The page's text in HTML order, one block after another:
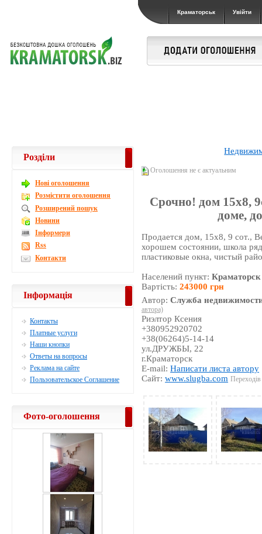
Краматорськ Увійти
Оголошення не є актуальним
Срочно! дом 15х8,
доме,
Продается дом, 15х8, 9 сот.,
хорошем состоянии, школа
пластиковые окна, чистый
Населений пункт:Краматорск
Вартість:243000 грн
Автор:Служба
автора)
Риэлтор Ксения
+380952920702
+38(06264)5-14-14
ул.ДРУЖБЫ, 22
г.Краматорск
E-mail:Написати листа автору
Сайт:www.slugba.com
Розділи
Новi оголошення
Розмістити оголошення
Розширений пошук
Новини
Інформери
Rss
Контакти
Інформація
Контакты
Платные услуги
Наши кнопки
Ответы на вопросы
Реклама на сайте
Пользовательское Соглашение
Фото-оголошення